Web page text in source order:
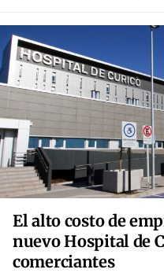
El alto costo de
nuevo Hospital de
comerciantes